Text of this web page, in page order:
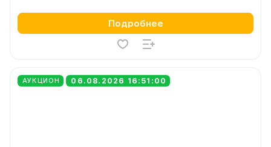
Подробнее
АУКЦИОН 06.08.2026 16:51:00